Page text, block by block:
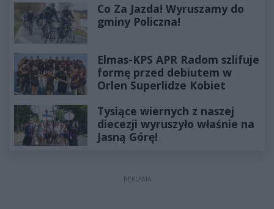
Co Za Jazda! Wyruszamy do
gminy Policzna!
Elmas-KPS APR Radom szlifuje
formę przed debiutem w
Orlen Superlidze Kobiet
Tysiące wiernych z naszej
diecezji wyruszyło właśnie na
Jasną Górę!
REKLAMA